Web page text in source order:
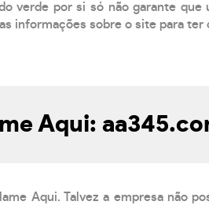
verde por si só não garante
informações sobre o site para ter
Aqui:
Aqui. Talvez a empresa não